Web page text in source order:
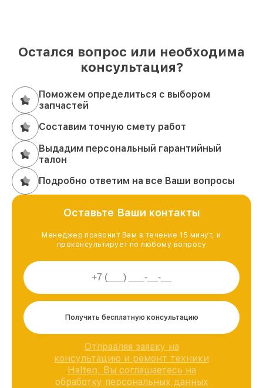
Остался вопрос или необходима
консультация?
Поможем определиться с выбором
запчастей
Составим точную смету работ
Выдадим персональный гарантийный
талон
Подробно ответим на все Ваши вопросы
Оставьте Ваши контакты
Менеджер позвонит Вам в течение 15 минут, и
проконсультирует по любому вопросу
Получить бесплатную консультацию
Отправляя заявку на
консультацию и ремонт техники
Halten, Вы соглашаетесь на
обработку персональных данных